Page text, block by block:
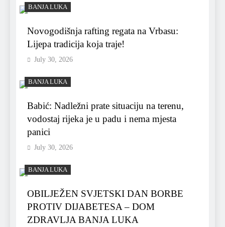
BANJA LUKA
Novogodišnja rafting regata na Vrbasu:
Lijepa tradicija koja traje!
July 30, 2026
BANJA LUKA
Babić: Nadležni prate situaciju na terenu,
vodostaj rijeka je u padu i nema mjesta
panici
July 30, 2026
BANJA LUKA
OBILJEŽEN SVJETSKI DAN BORBE
PROTIV DIJABETESA – DOM
ZDRAVLJA BANJA LUKA